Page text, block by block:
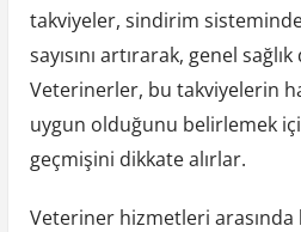
takviyeler, sindirim
sayısını artırarak, genel
Veterinerler, bu takviyelerin
uygun olduğunu belirlemek
geçmişini dikkate alırlar.
Veteriner hizmetleri arasında